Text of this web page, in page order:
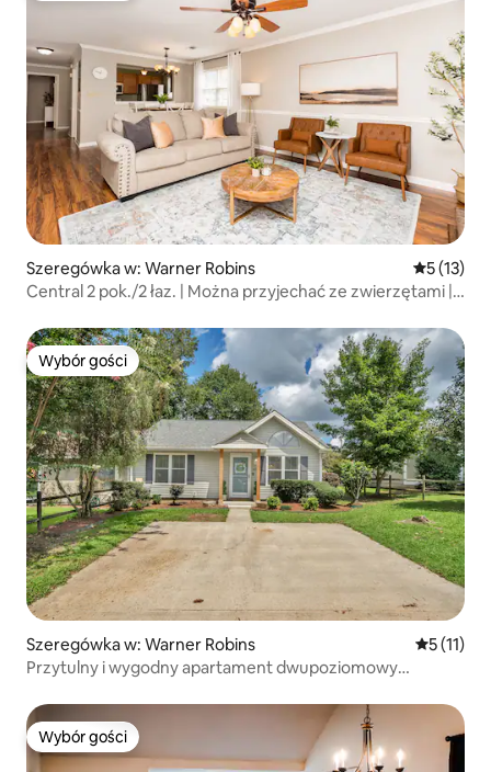
Szeregówka w: Warner Robins Średnia
5 (13)
Central 2 pok./2 łaz. | Można przyjechać ze zwierzętami |
Wybór gości
Wybór gości
Szeregówka w: Warner Robins Średnia
5 (11)
Przytulny i wygodny apartament dwupoziomowy
Wybór gości
Wybór gości